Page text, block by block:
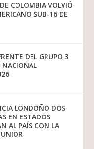
COLOMBIA VOLVIÓ
SUB-16 DE
DEL GRUPO 3
NACIONAL
LONDOÑO DOS
EN ESTADOS
AL PAÍS CON LA